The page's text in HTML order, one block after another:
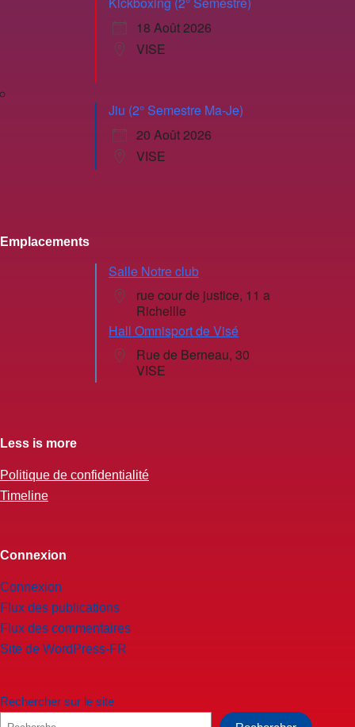
18 Août 2026
VISE
Jiu (2° Semestre Ma-Je)
20 Août 2026
VISE
Emplacements
Salle Notre club
rue cour de justice, 11 a
Richellle
Hall Omnisport de Visé
Rue de Berneau, 30
VISE
Less is more
Politique de confidentialité
Timeline
Connexion
Connexion
Flux des publications
Flux des commentaires
Site de WordPress-FR
Rechercher sur le site